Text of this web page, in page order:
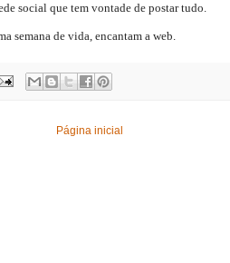
social que tem vontade de postar tudo.
semana de vida, encantam a web.
Página inicial